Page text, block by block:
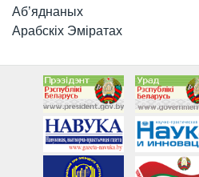
Аб’яднаных
Арабскіх Эміратах